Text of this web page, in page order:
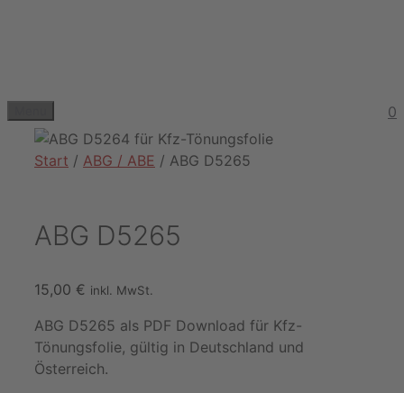
0
Start / ABG / ABE / ABG D5265
ABG D5265
15,00 € inkl. MwSt.
ABG D5265 als PDF Download für Kfz-
Tönungsfolie, gültig in Deutschland und
Österreich.